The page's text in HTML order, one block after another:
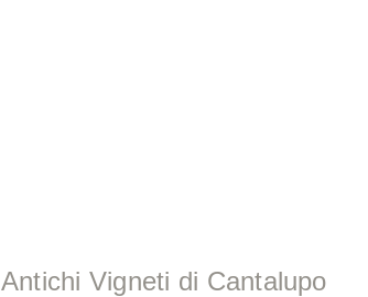
Antichi Vigneti di Cantalupo